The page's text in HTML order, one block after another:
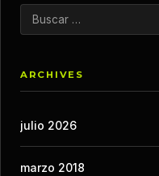
Buscar:
ARCHIVES
julio 2026
marzo 2018